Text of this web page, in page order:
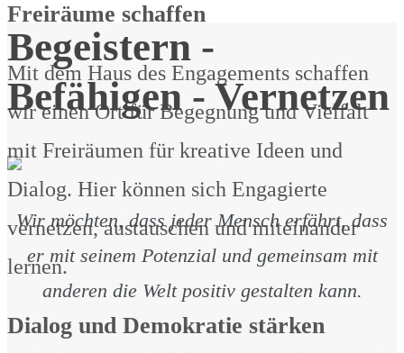
Freiräume schaffen
Mit dem Haus des Engagements schaffen
wir einen Ort für Begegnung und Vielfalt
mit Freiräumen für kreative Ideen und
Dialog. Hier können sich Engagierte
vernetzen, austauschen und miteinander
lernen.
Dialog und Demokratie stärken
Begeistern -
Befähigen - Vernetzen
Wir möchten, dass jeder Mensch erfährt, dass
er mit seinem Potenzial und gemeinsam mit
anderen die Welt positiv gestalten kann.